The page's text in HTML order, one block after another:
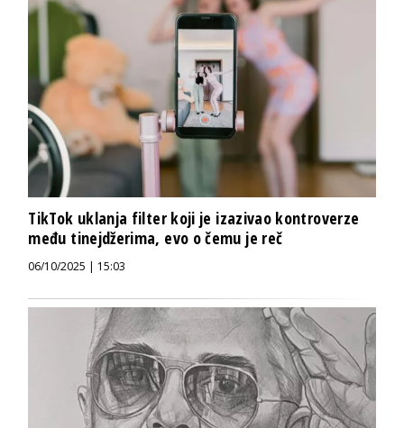
TikTok uklanja filter koji je izazivao kontroverze
među tinejdžerima, evo o čemu je reč
06/10/2025 | 15:03